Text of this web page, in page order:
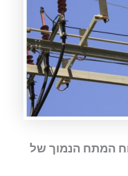
המתח הנמוך של